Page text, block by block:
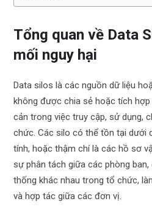
Tổng quan về Data
mối nguy hại
Data silos là các nguồn dữ liệu
không được chia sẻ hoặc tích
cản trong việc truy cập, sử dụng,
chức. Các silo có thể tồn tại dưới
tính, hoặc thậm chí là các hồ sơ
sự phân tách giữa các phòng
thống khác nhau trong tổ chức,
và hợp tác giữa các đơn vị.